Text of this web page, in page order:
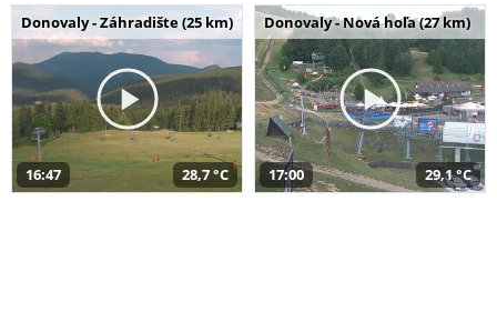
Donovaly - Záhradište (25 km)
16:47 28,7 °C
Donovaly - Nová hoľa (27 km)
17:00 29,1 °C